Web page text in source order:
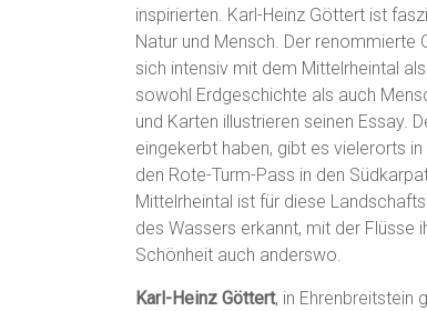
inspirierten. Karl-Heinz Göttert ist
Natur und Mensch. Der
sich intensiv mit dem Mittelrheintal
sowohl Erdgeschichte als auch
und Karten illustrieren seinen Essay.
eingekerbt haben, gibt es vielerorts
den Rote-Turm-Pass in den
Mittelrheintal ist für diese
des Wassers erkannt, mit der Flüsse
Schönheit auch anderswo.
Karl-Heinz Göttert, in Ehrenbreitstein